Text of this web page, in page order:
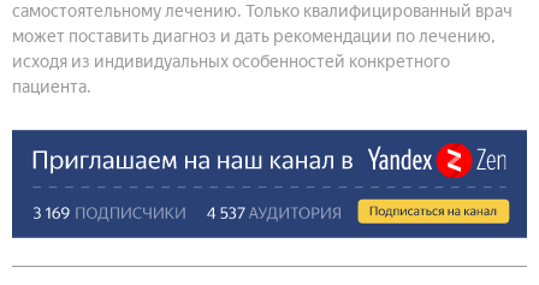
самостоятельному лечению. Только квалифицированный врач
может поставить диагноз и дать рекомендации по лечению,
исходя из индивидуальных особенностей конкретного
пациента.